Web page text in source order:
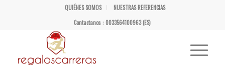
QUIÉNES SOMOS
NUESTRAS REFERENCIAS
Contactanos : 0033564100963 (ES)